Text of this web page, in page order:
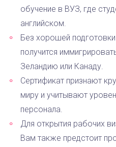
обучение в ВУЗ, где
английском.
Без хорошей подготовки
получится
Зеландию или Канаду.
Сертификат признают
миру и учитывают
персонала.
Для открытия рабочих
Вам также предстоит